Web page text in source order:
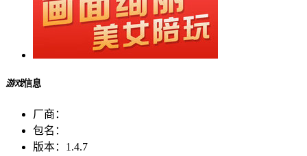
游戏信息
厂商：
包名：
版本： 1.4.7